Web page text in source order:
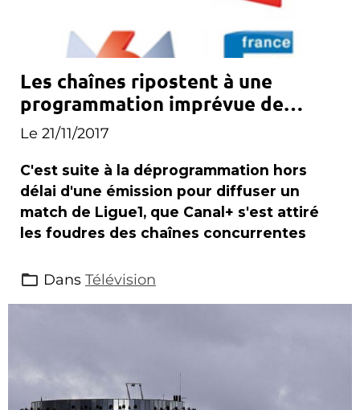
Les chaînes ripostent à une
programmation imprévue de
Canal+
Le 21/11/2017
C'est suite à la déprogrammation hors
délai d'une émission pour diffuser un
match de Ligue1, que Canal+ s'est attiré
les foudres des chaînes concurrentes
Dans Télévision